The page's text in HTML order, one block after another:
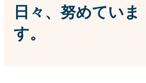
日々、努めていま
す。